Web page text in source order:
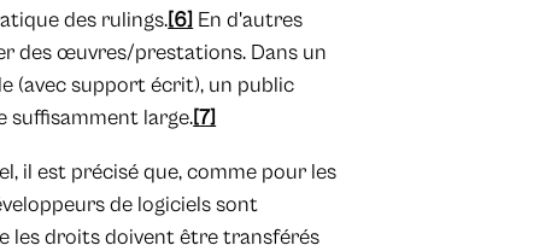
des rulings.[6] En d'autres
des œuvres/prestations. Dans un
(avec support écrit), un public
suffisamment large.[7]
il est précisé que, comme pour les
de logiciels sont
les droits doivent être transférés